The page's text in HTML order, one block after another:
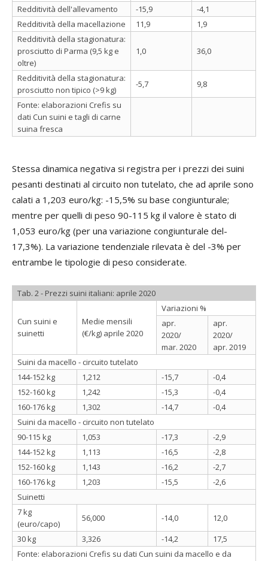
Redditività dell'allevamento
-15,9
-4,1
Redditività della macellazione
11,9
1,9
Redditività della stagionatura:
prosciutto di Parma (9,5 kg e
oltre)
1,0 36,0
Redditività della stagionatura:
prosciutto non tipico (>9 kg)
-5,7
9,8
Fonte: elaborazioni Crefis su
dati Cun suini e tagli di carne
suina fresca
Stessa dinamica negativa si registra per i prezzi dei suini
pesanti destinati al circuito non tutelato, che ad aprile sono
calati a 1,203 euro/kg: -15,5% su base congiunturale;
mentre per quelli di peso 90-115 kg il valore è stato di
1,053 euro/kg (per una variazione congiunturale del-
17,3%). La variazione tendenziale rilevata è del -3% per
entrambe le tipologie di peso considerate.
Tab. 2 - Prezzi suini italiani: aprile 2020
Cun suini e
suinetti
Medie mensili
(€/kg) aprile 2020
Variazioni %
apr.
2020/
mar. 2020
apr.
2020/
apr. 2019
Suini da macello - circuito tutelato
144-152 kg
1,212 -15,7
-0,4
152-160 kg
1,242 -15,3
-0,4
160-176 kg
1,302 -14,7
-0,4
Suini da macello - circuito non tutelato
90-115 kg
1,053 -17,3
-2,9
144-152 kg
1,113 -16,5
-2,8
152-160 kg
1,143 -16,2
-2,7
160-176 kg
1,203 -15,5
-2,6
Suinetti
7 kg
(euro/capo)
56,000 -14,0
12,0
30 kg
3,326 -14,2
17,5
Fonte: elaborazioni Crefis su dati Cun suini da macello e da